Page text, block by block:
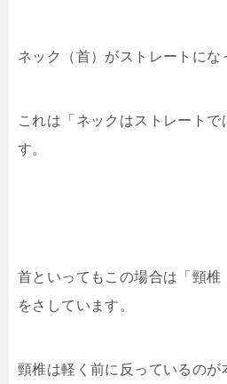
ネック（首）がストレートにな
これは「ネックはストレート
す。
首といってもこの場合は「頸椎
をさしています。
頸椎は軽く前に反っているのが